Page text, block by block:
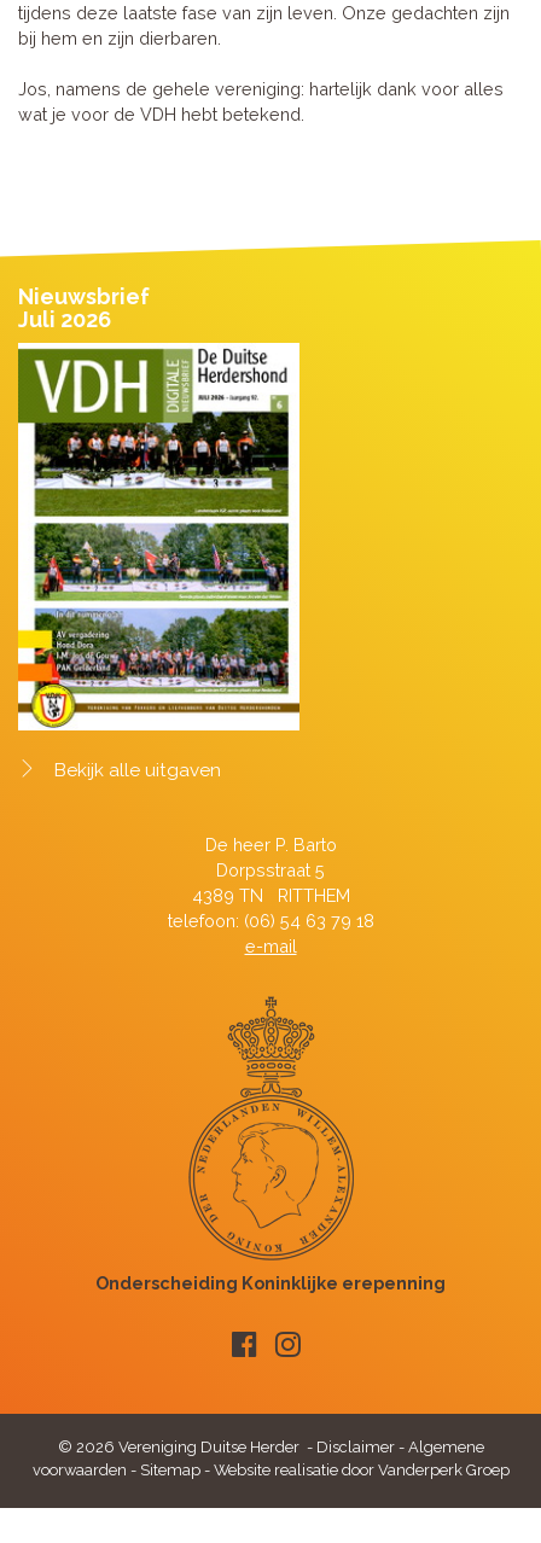
tijdens deze laatste fase van zijn leven. Onze gedachten zijn
bij hem en zijn dierbaren.
Jos, namens de gehele vereniging: hartelijk dank voor alles
wat je voor de VDH hebt betekend.
Nieuwsbrief
Juli 2026
Bekijk alle uitgaven
De heer P. Barto
Dorpsstraat 5
4389 TN RITTHEM
telefoon: (06) 54 63 79 18
e-mail
© 2026 Vereniging Duitse Herder - Disclaimer- Algemene
voorwaarden - Sitemap- Website realisatie door Vanderperk Groep